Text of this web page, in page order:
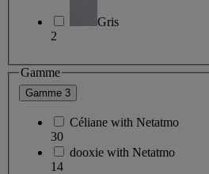
Gris
2
Gamme
Gamme 3
Céliane with Netatmo
30
dooxie with Netatmo
14